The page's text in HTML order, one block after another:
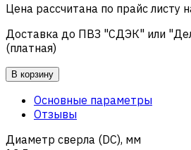
Цена рассчитана по прайс листу
Доставка до ПВЗ "СДЭК" или
(платная)
В корзину
Основные параметры
Отзывы
Диаметр сверла (DC), мм